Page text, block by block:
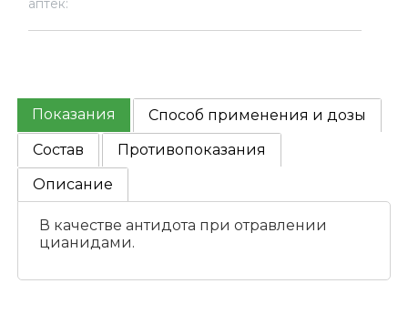
аптек:
Показания
Способ применения и дозы
Состав
Противопоказания
Описание
В качестве антидота при отравлении
цианидами.